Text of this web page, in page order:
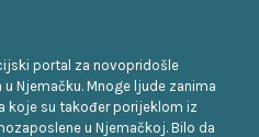
portal za novopridošle
Njemačku. Mnoge ljude zanima
koje su također porijeklom iz
u Njemačkoj. Bilo da